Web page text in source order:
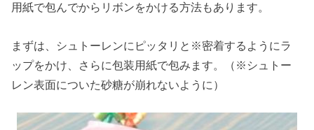
用紙で包んでからリボンをかける方法もあります。
まずは、シュトーレンにピッタリと※密着するようにラ
ップをかけ、さらに包装用紙で包みます。（※シュトー
レン表面についた砂糖が崩れないように）